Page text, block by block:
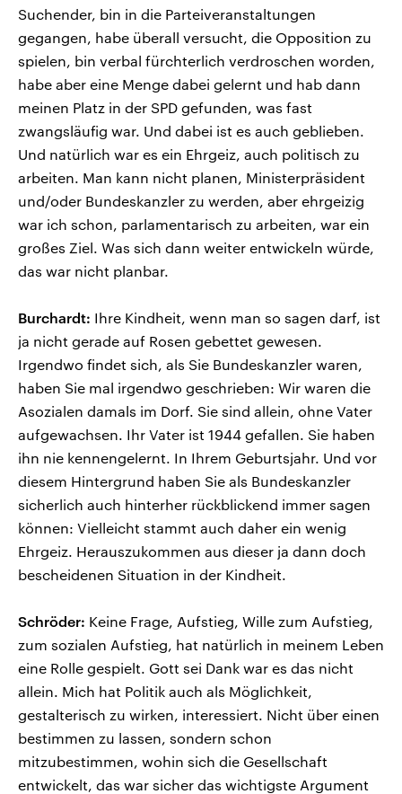
Suchender, bin in die Parteiveranstaltungen
gegangen, habe überall versucht, die Opposition zu
spielen, bin verbal fürchterlich verdroschen worden,
habe aber eine Menge dabei gelernt und hab dann
meinen Platz in der SPD gefunden, was fast
zwangsläufig war. Und dabei ist es auch geblieben.
Und natürlich war es ein Ehrgeiz, auch politisch zu
arbeiten. Man kann nicht planen, Ministerpräsident
und/oder Bundeskanzler zu werden, aber ehrgeizig
war ich schon, parlamentarisch zu arbeiten, war ein
großes Ziel. Was sich dann weiter entwickeln würde,
das war nicht planbar.
Burchardt: Ihre Kindheit, wenn man so sagen darf, ist
ja nicht gerade auf Rosen gebettet gewesen.
Irgendwo findet sich, als Sie Bundeskanzler waren,
haben Sie mal irgendwo geschrieben: Wir waren die
Asozialen damals im Dorf. Sie sind allein, ohne Vater
aufgewachsen. Ihr Vater ist 1944 gefallen. Sie haben
ihn nie kennengelernt. In Ihrem Geburtsjahr. Und vor
diesem Hintergrund haben Sie als Bundeskanzler
sicherlich auch hinterher rückblickend immer sagen
können: Vielleicht stammt auch daher ein wenig
Ehrgeiz. Herauszukommen aus dieser ja dann doch
bescheidenen Situation in der Kindheit.
Schröder: Keine Frage, Aufstieg, Wille zum Aufstieg,
zum sozialen Aufstieg, hat natürlich in meinem Leben
eine Rolle gespielt. Gott sei Dank war es das nicht
allein. Mich hat Politik auch als Möglichkeit,
gestalterisch zu wirken, interessiert. Nicht über einen
bestimmen zu lassen, sondern schon
mitzubestimmen, wohin sich die Gesellschaft
entwickelt, das war sicher das wichtigste Argument